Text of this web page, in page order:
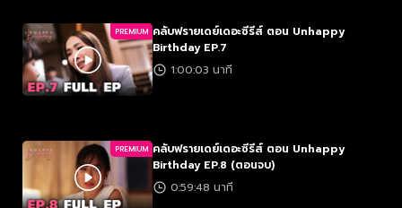
PREMIUM คลับฟรายเดย์เดอะซีรีส์ ตอน Unhappy
Birthday EP.7
1:00:03 นาที
PREMIUM คลับฟรายเดย์เดอะซีรีส์ ตอน Unhappy
Birthday EP.8 (ตอนจบ)
0:59:48 นาที